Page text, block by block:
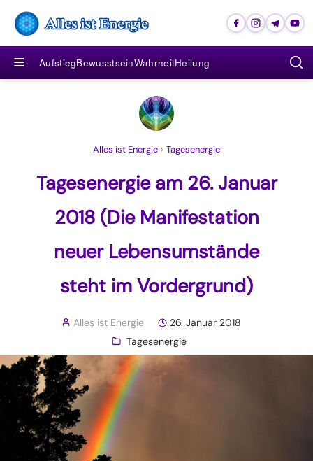
≡ AufstiegBewusstseinWahrheitHeilung
Alles ist Energie › Tagesenergie
Tagesenergie am 26. Januar
2018 (Die Manifestation
neuer Lebensumstände
steht im Vordergrund)
Alles ist Energie
26. Januar 2018
Tagesenergie